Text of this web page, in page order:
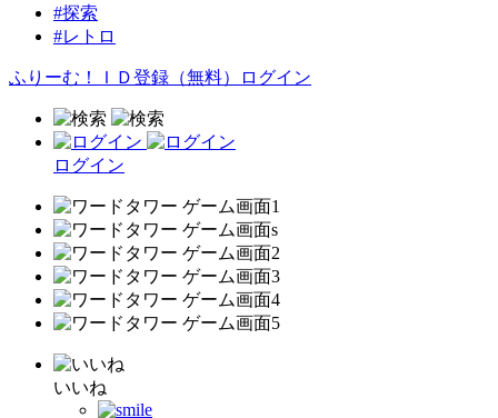
#探索
#レトロ
ふりーむ！ＩＤ登録（無料） ログイン
ログイン
いいね